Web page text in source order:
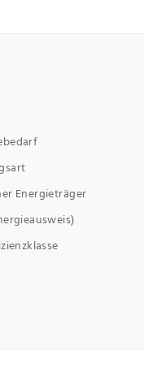
Energieträger